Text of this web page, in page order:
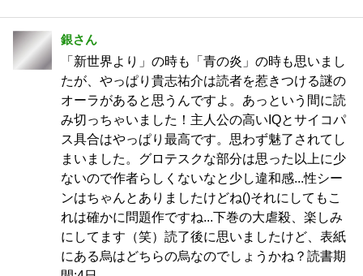
銀さん
「新世界より」の時も「青の炎」の時も思いまし
たが、やっぱり貴志祐介は読者を惹きつける謎の
オーラがあると思うんですよ。あっという間に読
み切っちゃいました！主人公の高いIQとサイコパ
ス具合はやっぱり最高です。思わず魅了されてし
まいました。グロテスクな部分は思った以上に少
ないので作者らしくないなと少し違和感...性シー
ンはちゃんとありましたけどね()それにしてもこ
れは確かに問題作ですね...下巻の大虐殺、楽しみ
にしてます（笑）読了後に思いましたけど、表紙
にある烏はどちらの烏なのでしょうかね？読書期